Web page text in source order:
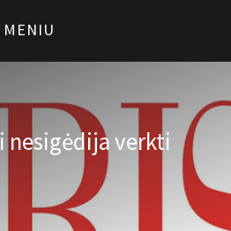
MENIU
nesigėdija verkti